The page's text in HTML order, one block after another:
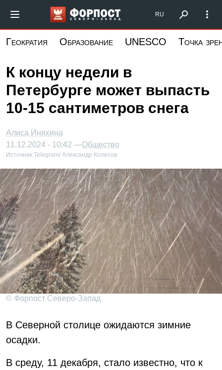
основному
Форпост Северо-Запад
RU
Геократия Образование UNESCO Точка
К концу недели в
Петербурге может выпасть
10-15 сантиметров снега
Алиса Иняхина
11.12.2024 - 10:42 —Общество
Источник:Telegram/ Александр Колесов
© Форпост Северо-Запад
В Северной столице ожидаются зимние
осадки.
В среду, 11 декабря, стало известно, что к